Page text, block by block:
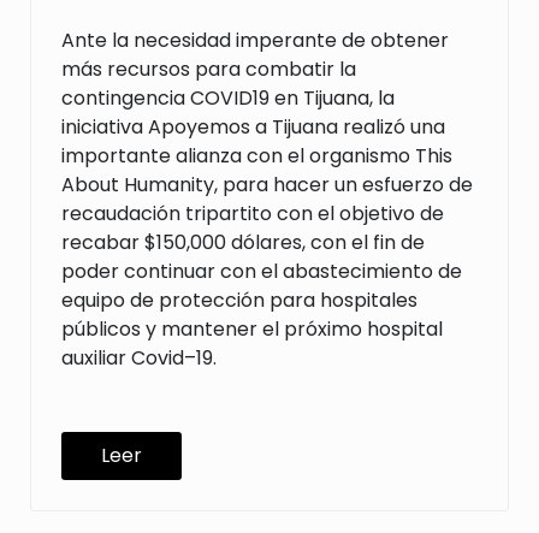
Ante la necesidad imperante de obtener
más recursos para combatir la
contingenciaCOVID19 en Tijuana, la
iniciativa Apoyemos a Tijuana realizóuna
importante alianza con el organismo This
About Humanity, para hacer un esfuerzo de
recaudación tripartito con el objetivo de
recabar$150,000 dólares,con el fin de
poder continuar con el abastecimiento de
equipode protección para hospitales
públicos y mantener el próximo hospital
auxiliar Covid–19.
Leer